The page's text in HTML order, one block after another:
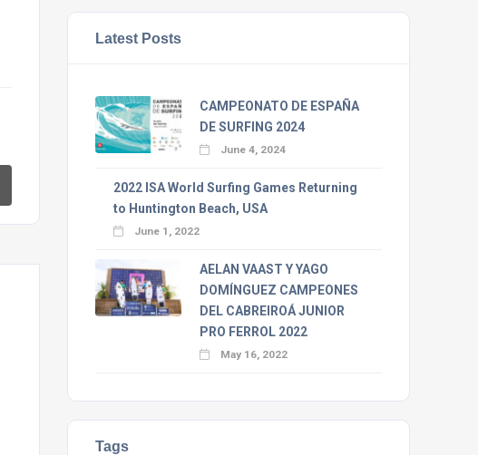
Latest Posts
CAMPEONATO DE ESPAÑA
DE SURFING 2024
June 4, 2024
2022 ISA World Surfing Games Returning
to Huntington Beach, USA
June 1, 2022
AELAN VAAST Y YAGO
DOMÍNGUEZ CAMPEONES
DEL CABREIROÁ JUNIOR
PRO FERROL 2022
May 16, 2022
Tags